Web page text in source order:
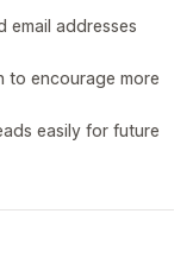
email addresses
to encourage more
easily for future